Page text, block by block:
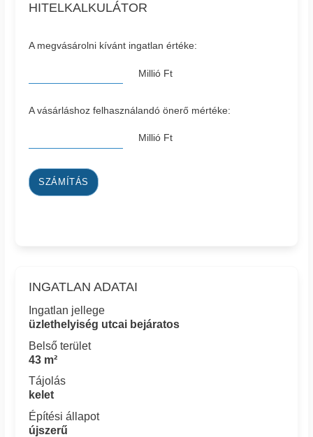
HITELKALKULÁTOR
A megvásárolni kívánt ingatlan értéke:
Millió Ft
A vásárláshoz felhasználandó önerő mértéke:
Millió Ft
SZÁMÍTÁS
INGATLAN ADATAI
Ingatlan jellege
üzlethelyiség utcai bejáratos
Belső terület
43 m²
Tájolás
kelet
Építési állapot
újszerű